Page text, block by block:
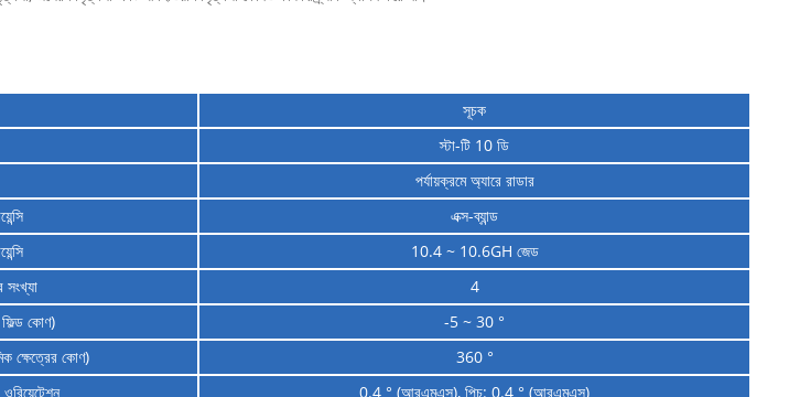
সূচক
স্টা-টি 10 ডি
পর্যায়ক্রমে অ্যারে রাডার
এক্স-ব্যান্ড
10.4 ~ 10.6GH জেড
সংখ্যা
4
কোণ)
-5 ~ 30 °
ক্ষেত্রের কোণ)
360 °
0.4 ° (আরএমএস), পিচ: 0.4 ° (আরএমএস)